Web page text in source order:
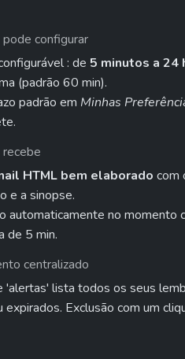
configurar
: de 5 minutos a 24
(padrão 60 min).
padrão em Minhas
HTML bem elaborado com
e a sinopse.
automaticamente no
de 5 min.
centralizado
'alertas' lista todos os seus
expirados. Exclusão com um